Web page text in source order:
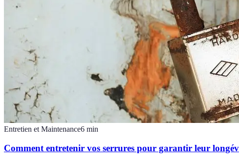
Entretien et Maintenance6 min
Comment entretenir vos serrures pour garantir leur